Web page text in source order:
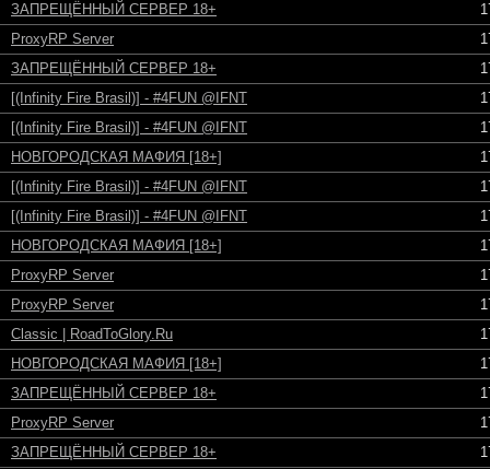
ЗАПРЕЩЁННЫЙ СЕРВЕР 18+
ProxyRP Server
ЗАПРЕЩЁННЫЙ СЕРВЕР 18+
[(Infinity Fire Brasil)] - #4FUN @IFNT
[(Infinity Fire Brasil)] - #4FUN @IFNT
НОВГОРОДСКАЯ МАФИЯ [18+]
[(Infinity Fire Brasil)] - #4FUN @IFNT
[(Infinity Fire Brasil)] - #4FUN @IFNT
НОВГОРОДСКАЯ МАФИЯ [18+]
ProxyRP Server
ProxyRP Server
Classic | RoadToGlory.Ru
НОВГОРОДСКАЯ МАФИЯ [18+]
ЗАПРЕЩЁННЫЙ СЕРВЕР 18+
ProxyRP Server
ЗАПРЕЩЁННЫЙ СЕРВЕР 18+